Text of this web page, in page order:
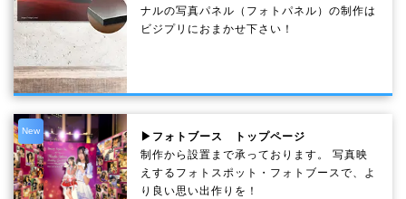
ナルの写真パネル（フォトパネル）の制作は
ビジプリにおまかせ下さい！
New
▶フォトブース トップページ
制作から設置まで承っております。 写真映
えするフォトスポット・フォトブースで、よ
り良い思い出作りを！